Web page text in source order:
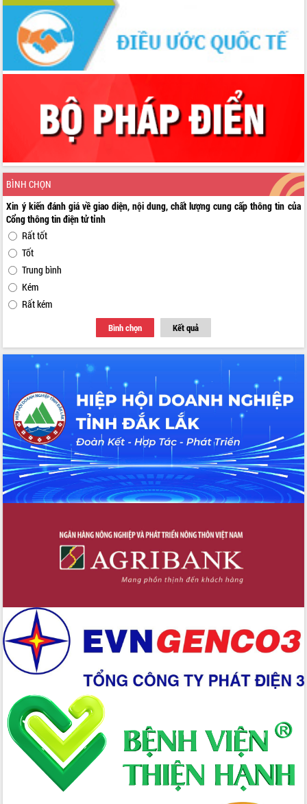
BÌNH CHỌN
Xin ý kiến đánh giá về giao diện, nội dung, chất lượng cung cấp thông tin của
Cổng thông tin điện tử tỉnh
Rất tốt
Tốt
Trung bình
Kém
Rất kém
Bình chọn Kết quả